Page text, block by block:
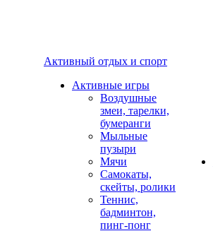
Активный отдых и спорт
Активные игры
Воздушные
змеи, тарелки,
бумеранги
Мыльные
пузыри
Мячи
Самокаты,
скейты, ролики
Теннис,
бадминтон,
пинг-понг